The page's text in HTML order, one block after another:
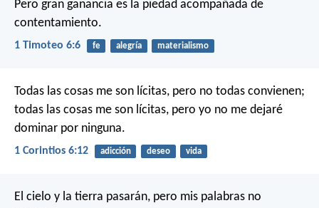
Pero gran ganancia es la piedad acompañada de
contentamiento.
1 Timoteo 6:6 fe alegría materialismo
Todas las cosas me son lícitas, pero no todas convienen;
todas las cosas me son lícitas, pero yo no me dejaré
dominar por ninguna.
1 Corintios 6:12 adicción deseo vida
El cielo y la tierra pasarán, pero mis palabras no